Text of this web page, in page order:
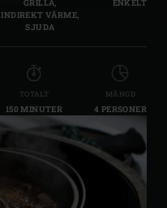
GRILLA,
INDIREKT VÄRME,
SJUDA
ENKELT
TOTALT
150 MINUTER
MÄNGD
4 PERSONER